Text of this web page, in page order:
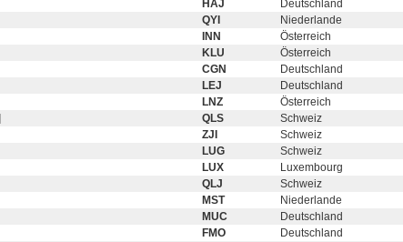
HAJ
Deutschland
QYI
Niederlande
INN
Österreich
KLU
Österreich
CGN
Deutschland
LEJ
Deutschland
LNZ
Österreich
QLS
Schweiz
ZJI
Schweiz
LUG
Schweiz
LUX
Luxembourg
QLJ
Schweiz
MST
Niederlande
MUC
Deutschland
FMO
Deutschland